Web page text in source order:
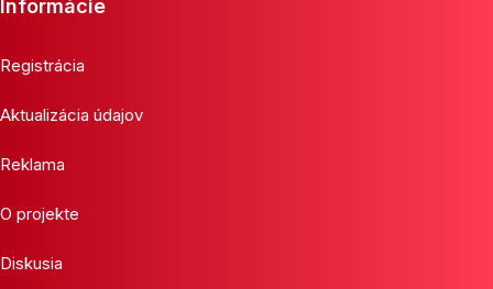
Informácie
Registrácia
Aktualizácia údajov
Reklama
O projekte
Diskusia